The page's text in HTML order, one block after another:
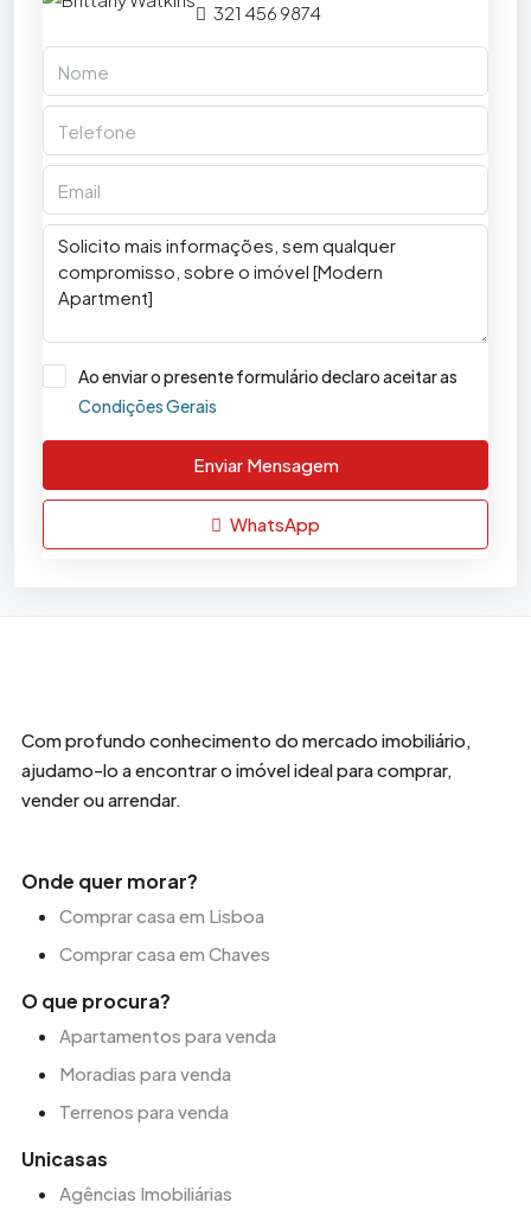
321 456 9874
Ao enviar o presente formulário declaro aceitar as
Condições Gerais
Enviar Mensagem
WhatsApp
Com profundo conhecimento do mercado imobiliário,
ajudamo-lo a encontrar o imóvel ideal para comprar,
vender ou arrendar.
Onde quer morar?
Comprar casa em Lisboa
Comprar casa em Chaves
O que procura?
Apartamentos para venda
Moradias para venda
Terrenos para venda
Unicasas
Agências Imobiliárias